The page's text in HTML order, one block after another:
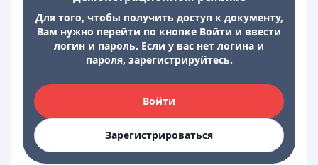
Для того, чтобы получить доступ к документу,
Вам нужно перейти по кнопке Войти и ввести
логин и пароль. Если у вас нет логина и
пароля, зарегистрируйтесь.
Войти
Зарегистрироваться